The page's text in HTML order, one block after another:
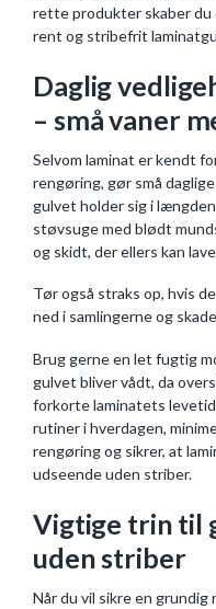
rette produkter skaber
rent og stribefrit
Daglig
– små vaner
Selvom laminat er kendt
rengøring, gør små
gulvet holder sig i
støvsuge med blødt
og skidt, der ellers kan
Tør også straks op, hvis
ned i samlingerne og
Brug gerne en let fugtig
gulvet bliver vådt, da
forkorte laminatets
rutiner i hverdagen,
rengøring og sikrer, at
udseende uden striber.
Vigtige trin til
uden striber
Når du vil sikre en